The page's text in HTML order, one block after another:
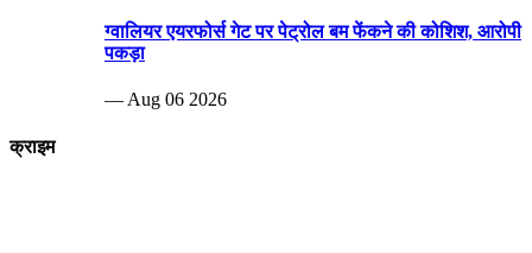
ग्वालियर एयरफोर्स गेट पर पेट्रोल बम फेंकने की कोशिश, आरोपी
पकड़ा
— Aug 06 2026
क्राइम